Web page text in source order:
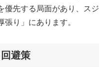
優先する局面があり、スジ
り」にあります。
避策